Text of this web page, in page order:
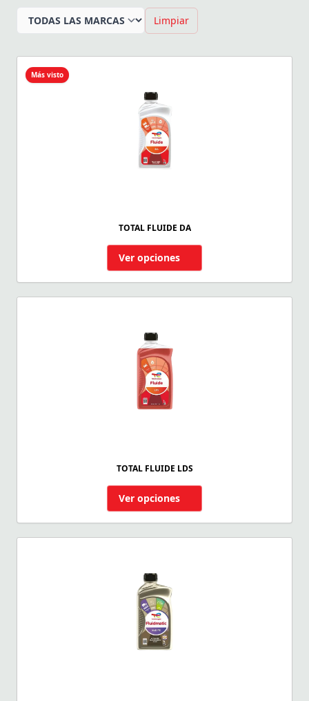
Limpiar
Más visto
TOTAL FLUIDE DA
Ver opciones
TOTAL FLUIDE LDS
Ver opciones